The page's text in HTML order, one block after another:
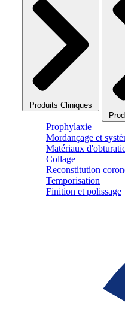
Produits Cliniques
Prophylaxie
Mordançage et
Matériaux
Collage
Reconstitution
Temporisation
Finition et polissage